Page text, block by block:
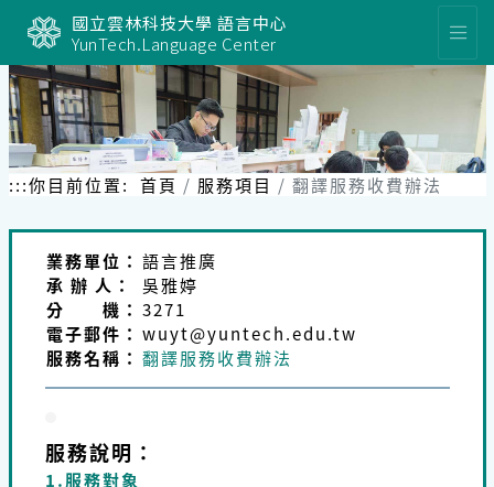
要
內
容
區
塊
國立雲林科技大學 語言中心
YunTech.Language Center
:::你目前位置: 首頁 服務項目 翻譯服務收費辦法
業務單位： 語言推廣
承 辦 人：
吳雅婷
分 機： 3271
電子郵件： wuyt@yuntech.edu.tw
服務名稱： 翻譯服務收費辦法
服務說明：
1.服務對象